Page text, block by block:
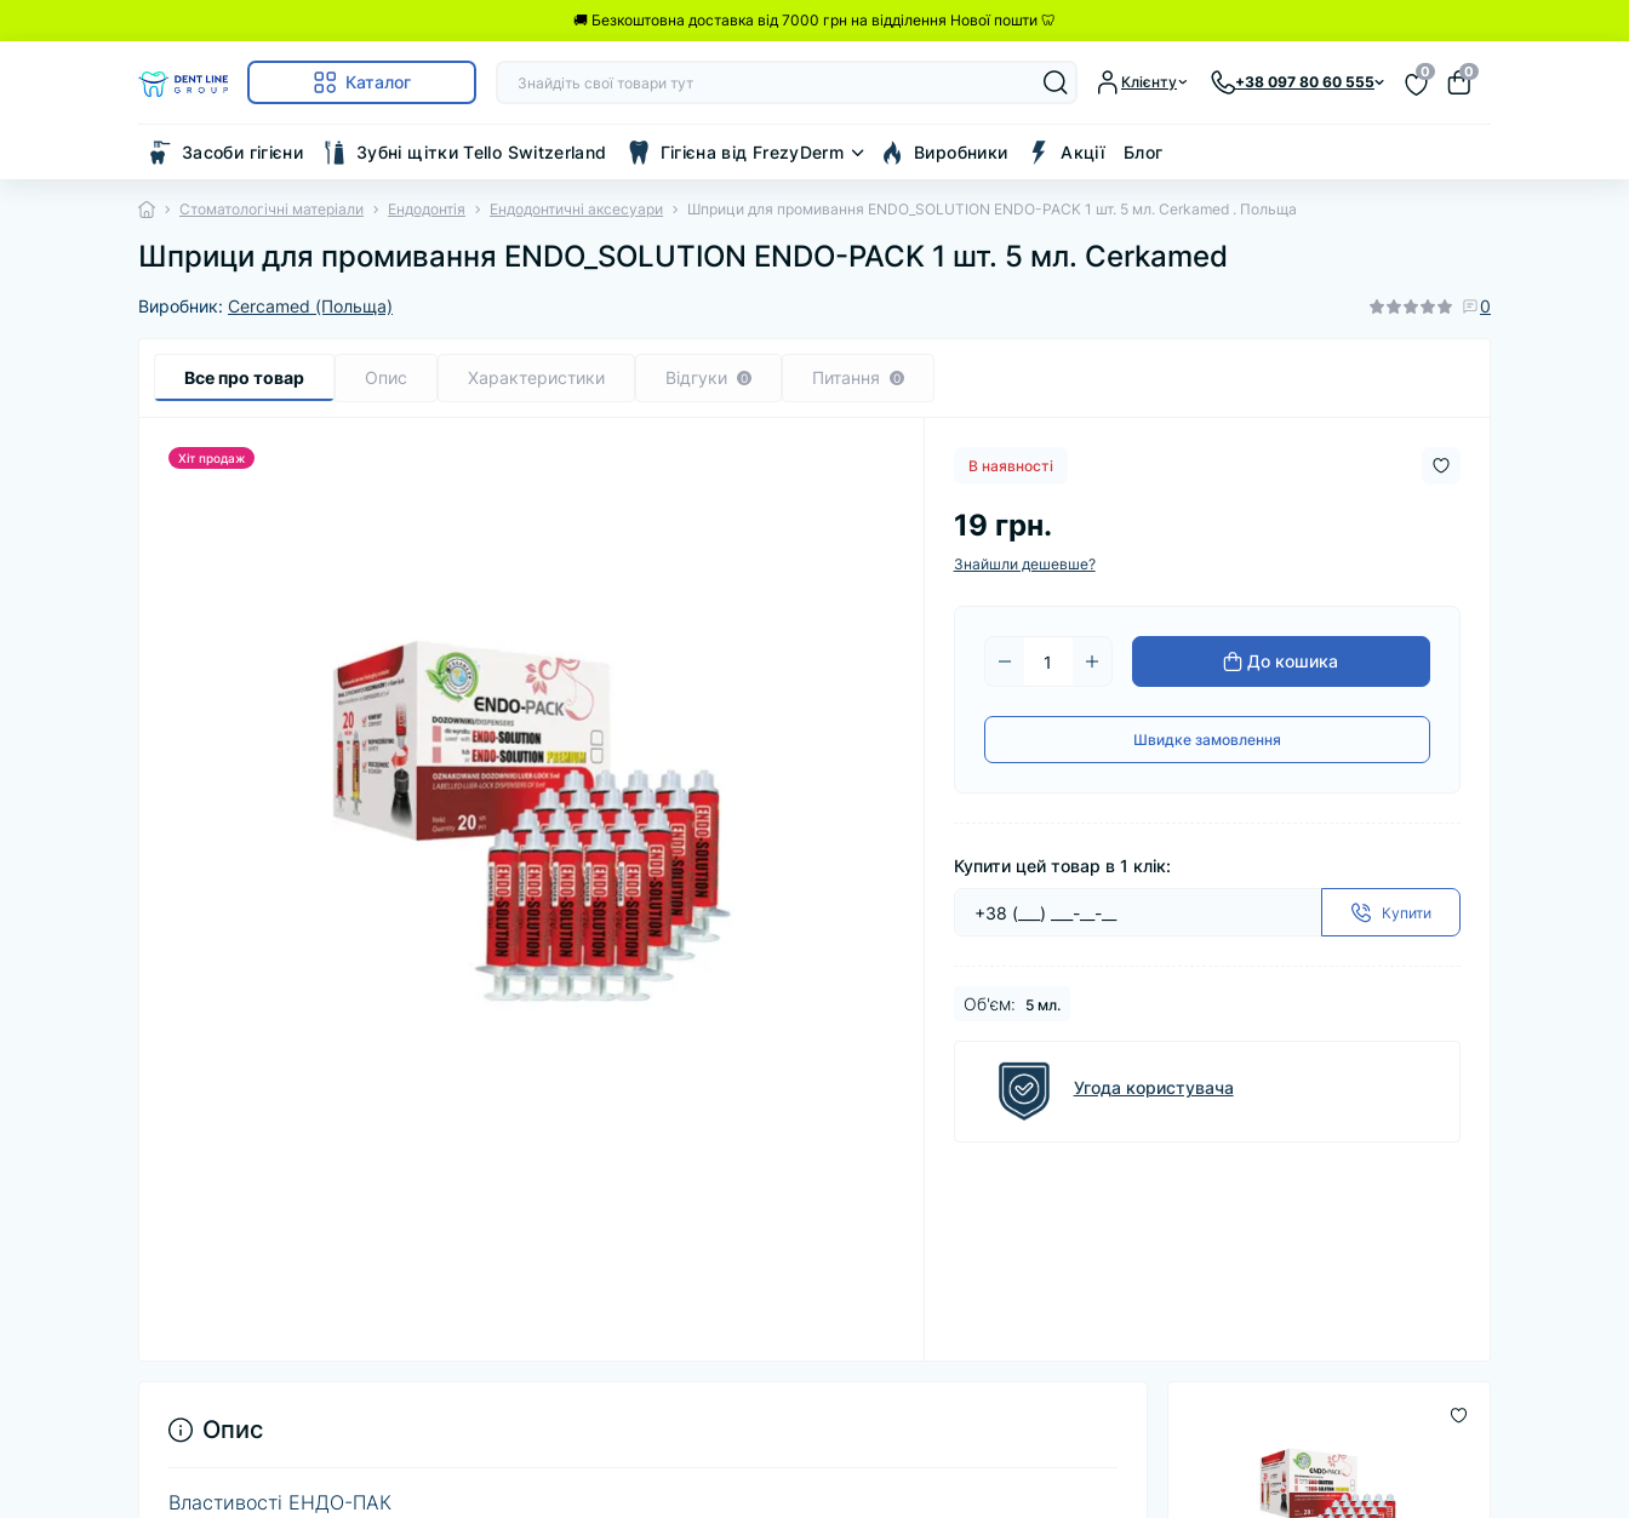
🚚 Безкоштовна доставка від 7000 грн на відділення Нової пошти 🦷
Каталог Клієнту +38 097 80 60 555
0 0
Засоби гігієни Зубні щітки Tello Switzerland Гігієна від FrezyDerm Виробники Акції Блог
Стоматологічні матеріали Ендодонтія Ендодонтичні аксесуари Шприци для промивання ENDO_SOLUTION ENDO-PACK 1 шт. 5 мл. Cerkamed . Польща
Шприци для промивання ENDO_SOLUTION ENDO-PACK 1 шт. 5 мл. Cerkamed
Виробник: Cercamed (Польща) 0
Все про товар Опис Характеристики Відгуки 0 Питання 0
Хіт продаж В наявності
19 грн.
Знайшли дешевше?
До кошика
Швидке замовлення
Купити цей товар в 1 клік:
Купити
Об'єм: 5 мл.
Угода користувача
Опис
Властивості ЕНДО-ПАК